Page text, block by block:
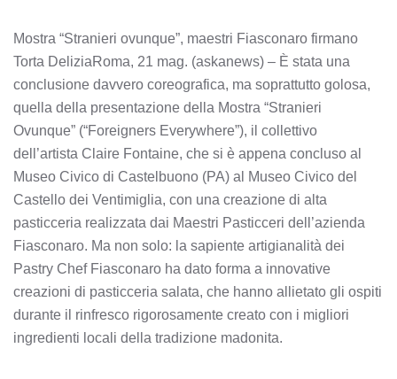
Mostra “Stranieri ovunque”, maestri Fiasconaro firmano
Torta DeliziaRoma, 21 mag. (askanews) – È stata una
conclusione davvero coreografica, ma soprattutto golosa,
quella della presentazione della Mostra “Stranieri
Ovunque” (“Foreigners Everywhere”), il collettivo
dell’artista Claire Fontaine, che si è appena concluso al
Museo Civico di Castelbuono (PA) al Museo Civico del
Castello dei Ventimiglia, con una creazione di alta
pasticceria realizzata dai Maestri Pasticceri dell’azienda
Fiasconaro. Ma non solo: la sapiente artigianalità dei
Pastry Chef Fiasconaro ha dato forma a innovative
creazioni di pasticceria salata, che hanno allietato gli ospiti
durante il rinfresco rigorosamente creato con i migliori
ingredienti locali della tradizione madonita.